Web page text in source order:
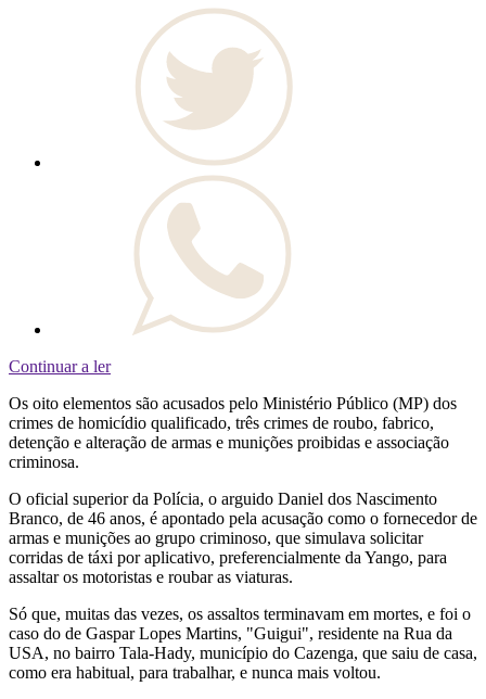
Continuar a ler
Os oito elementos são acusados pelo Ministério Público (MP) dos
crimes de homicídio qualificado, três crimes de roubo, fabrico,
detenção e alteração de armas e munições proibidas e associação
criminosa.
O oficial superior da Polícia, o arguido Daniel dos Nascimento
Branco, de 46 anos, é apontado pela acusação como o fornecedor de
armas e munições ao grupo criminoso, que simulava solicitar
corridas de táxi por aplicativo, preferencialmente da Yango, para
assaltar os motoristas e roubar as viaturas.
Só que, muitas das vezes, os assaltos terminavam em mortes, e foi o
caso do de Gaspar Lopes Martins, "Guigui", residente na Rua da
USA, no bairro Tala-Hady, município do Cazenga, que saiu de casa,
como era habitual, para trabalhar, e nunca mais voltou.